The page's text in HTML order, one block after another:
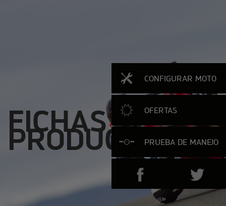
CONFIGURAR MOTO
OFERTAS
PRUEBA DE MANEJO
FICHAS DE
PRODUCTO